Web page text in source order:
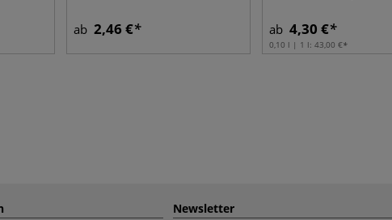
ab 2,46 € ab 4,30 €
0,10 l | 1 l: 43,00 €
Newsletter